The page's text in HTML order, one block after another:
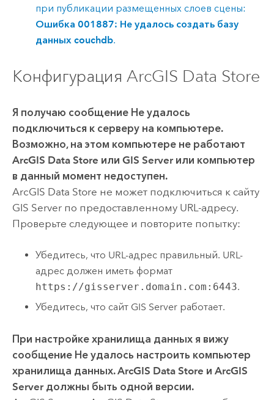
при публикации размещенных слоев сцены:
Ошибка 001887: Не удалось создать базу
данных couchdb.
Конфигурация ArcGIS Data Store
Я получаю сообщение Не удалось
подключиться к серверу на компьютере.
Возможно, на этом компьютере не работают
ArcGIS Data Store или GIS Server или компьютер
в данный момент недоступен.
ArcGIS Data Store не может подключиться к сайту
GIS Serverпо предоставленному URL-адресу.
Проверьте следующее и повторите попытку:
Убедитесь, что URL-адрес правильный. URL-
адрес должен иметь формат
https://gisserver.domain.com:6443.
Убедитесь, что сайт GIS Server работает.
При настройке хранилища данных я вижу
сообщение Не удалось настроить компьютер
хранилища данных. ArcGIS Data Store и ArcGIS
Server должны быть одной версии.